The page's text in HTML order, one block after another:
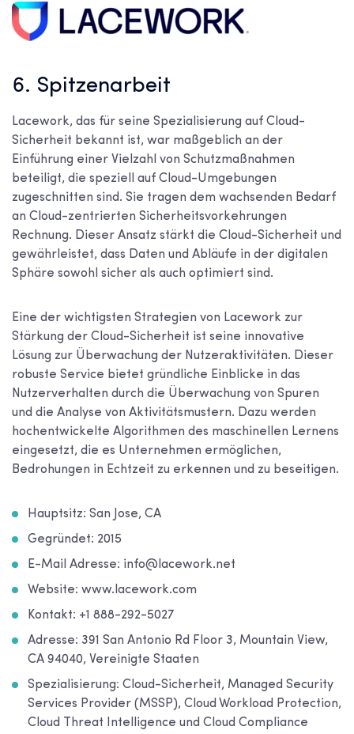
6. Spitzenarbeit
Lacework, das für seine Spezialisierung auf Cloud-
Sicherheit bekannt ist, war maßgeblich an der
Einführung einer Vielzahl von Schutzmaßnahmen
beteiligt, die speziell auf Cloud-Umgebungen
zugeschnitten sind. Sie tragen dem wachsenden Bedarf
an Cloud-zentrierten Sicherheitsvorkehrungen
Rechnung. Dieser Ansatz stärkt die Cloud-Sicherheit und
gewährleistet, dass Daten und Abläufe in der digitalen
Sphäre sowohl sicher als auch optimiert sind.
Eine der wichtigsten Strategien von Lacework zur
Stärkung der Cloud-Sicherheit ist seine innovative
Lösung zur Überwachung der Nutzeraktivitäten. Dieser
robuste Service bietet gründliche Einblicke in das
Nutzerverhalten durch die Überwachung von Spuren
und die Analyse von Aktivitätsmustern. Dazu werden
hochentwickelte Algorithmen des maschinellen Lernens
eingesetzt, die es Unternehmen ermöglichen,
Bedrohungen in Echtzeit zu erkennen und zu beseitigen.
Hauptsitz: San Jose, CA
Gegründet: 2015
E-Mail Adresse: info@lacework.net
Website: www.lacework.com
Kontakt: +1 888-292-5027
Adresse: 391 San Antonio Rd Floor 3, Mountain View,
CA 94040, Vereinigte Staaten
Spezialisierung: Cloud-Sicherheit, Managed Security
Services Provider (MSSP), Cloud Workload Protection,
Cloud Threat Intelligence und Cloud Compliance